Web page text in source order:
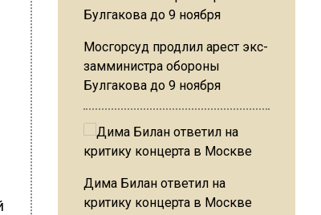
Мосгорсуд продлил арест экс-
замминистра обороны
Булгакова до 9 ноября
Дима Билан ответил на
критику концерта в Москве